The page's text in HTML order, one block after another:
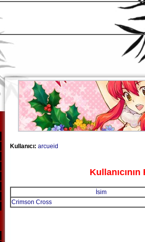
Kullanıcı: arcueid
İsim
Crimson Cross